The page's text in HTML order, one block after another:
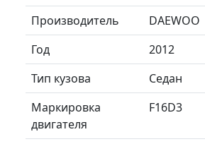
Производитель
DAEWOO
Год
2012
Тип кузова
Седан
Маркировка
двигателя
F16D3